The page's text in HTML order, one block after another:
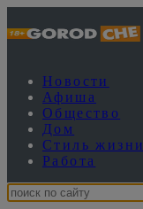
Новости
Афиша
Общество
Дом
Стиль жизни
Работа